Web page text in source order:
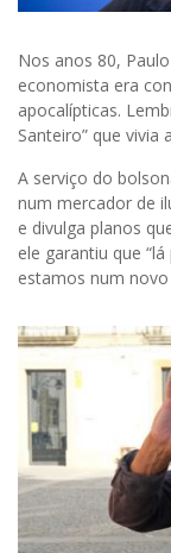
Nos anos 80,
economista era
apocalípticas.
Santeiro” que
A serviço do
num mercador de
e divulga planos
ele garantiu que
estamos num novo